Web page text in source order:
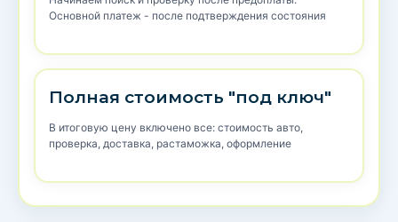
Основной платеж - после подтверждения состояния
Полная стоимость "под ключ"
В итоговую цену включено все: стоимость авто,
проверка, доставка, растаможка, оформление